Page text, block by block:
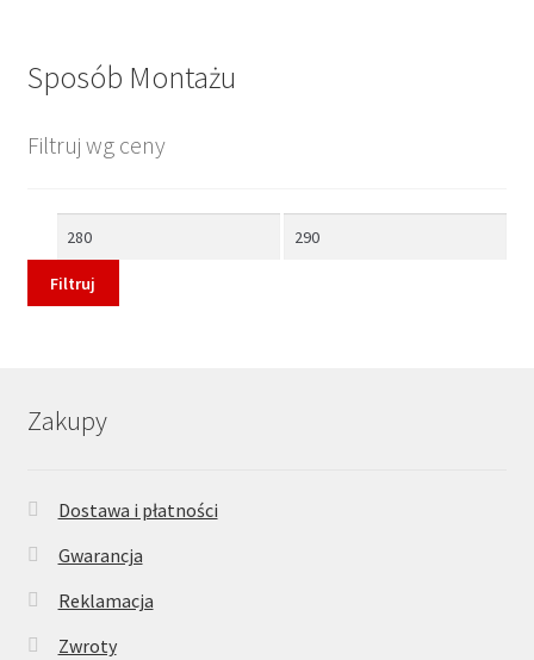
Sposób Montażu
Filtruj wg ceny
Cena
Cena
Filtruj
Zakupy
Dostawa i płatności
Gwarancja
Reklamacja
Zwroty